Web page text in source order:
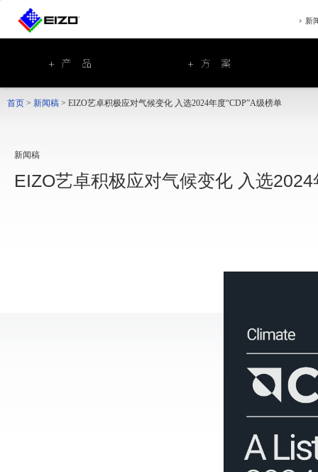
新
首页 > 新闻稿 > EIZO艺卓积极应对气候变化 入选2024年度“CDP”A级榜单
新闻稿
EIZO艺卓积极应对气候变化 入选2024